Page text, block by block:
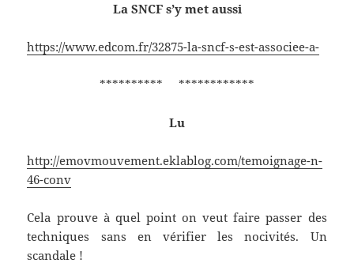
La SNCF s’y met aussi
https://www.edcom.fr/32875-la-sncf-s-est-associee-a-
********** ************
Lu
http://emovmouvement.eklablog.com/temoignage-n-
46-conv
Cela prouve à quel point on veut faire passer des
techniques sans en vérifier les nocivités. Un
scandale !